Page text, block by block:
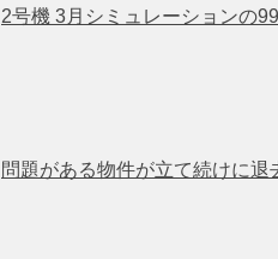
2号機 3月シミュレーションの
問題がある物件が立て続けに退